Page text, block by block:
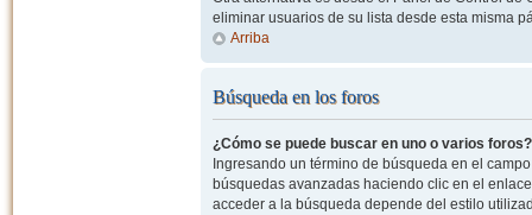
eliminar usuarios de su lista desde esta misma
Arriba
Búsqueda en los foros
¿Cómo se puede buscar en uno o varios foros?
Ingresando un término de búsqueda en el
búsquedas avanzadas haciendo clic en el
acceder a la búsqueda depende del estilo